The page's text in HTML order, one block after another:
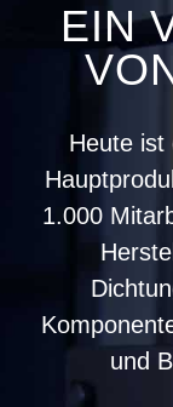
EIN
Heute ist
1.000
und